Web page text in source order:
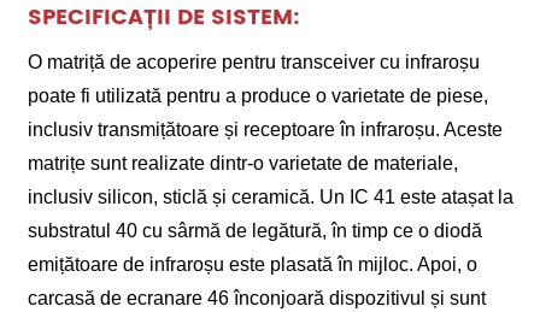
SPECIFICAȚII DE SISTEM:
O matriță de acoperire pentru transceiver cu infraroșu
poate fi utilizată pentru a produce o varietate de piese,
inclusiv transmițătoare și receptoare în infraroșu. Aceste
matrițe sunt realizate dintr-o varietate de materiale,
inclusiv silicon, sticlă și ceramică. Un IC 41 este atașat la
substratul 40 cu sârmă de legătură, în timp ce o diodă
emițătoare de infraroșu este plasată în mijloc. Apoi, o
carcasă de ecranare 46 înconjoară dispozitivul și sunt